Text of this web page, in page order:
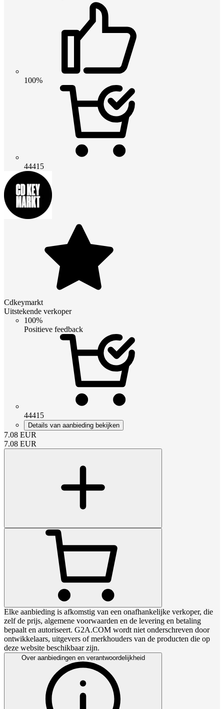
100%
44415
Cdkeymarkt
Uitstekende verkoper
100%
Positieve feedback
44415
Details van aanbieding bekijken
7.08 EUR
7.08 EUR
Elke aanbieding is afkomstig van een onafhankelijke verkoper, die
zelf de prijs, algemene voorwaarden en de levering en betaling
bepaalt en autoriseert. G2A.COM wordt niet onderschreven door
ontwikkelaars, uitgevers of merkhouders van de producten die op
deze website beschikbaar zijn.
Over aanbiedingen en verantwoordelijkheid